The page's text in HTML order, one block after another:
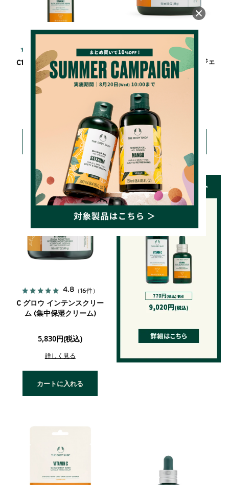
（189件）
C10 グロウ セラム (美容液)
5,940円(税込)
カートに入れる
4.9（81件）
VC グロウ モイスチャージェ
ルクリーム
5,390円(税込)
詳しく見る
カートに入れる
4.8（16件）
C グロウ インテンスクリー
ム (集中保湿クリーム)
5,830円(税込)
詳しく見る
カートに入れる